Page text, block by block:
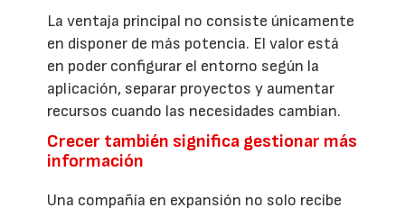
La ventaja principal no consiste únicamente
en disponer de más potencia. El valor está
en poder configurar el entorno según la
aplicación, separar proyectos y aumentar
recursos cuando las necesidades cambian.
Crecer también significa gestionar más
información
Una compañía en expansión no solo recibe